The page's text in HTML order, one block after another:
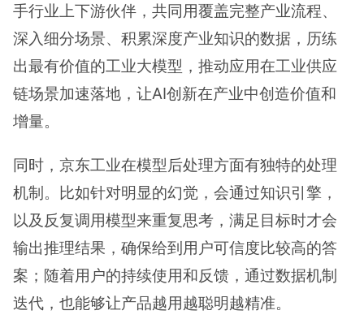
手行业上下游伙伴，共同用覆盖完整产业流程、
深入细分场景、积累深度产业知识的数据，历练
出最有价值的工业大模型，推动应用在工业供应
链场景加速落地，让AI创新在产业中创造价值和
增量。
同时，京东工业在模型后处理方面有独特的处理
机制。比如针对明显的幻觉，会通过知识引擎，
以及反复调用模型来重复思考，满足目标时才会
输出推理结果，确保给到用户可信度比较高的答
案；随着用户的持续使用和反馈，通过数据机制
迭代，也能够让产品越用越聪明越精准。